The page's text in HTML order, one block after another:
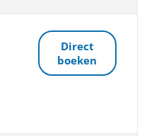
Direct
boeken